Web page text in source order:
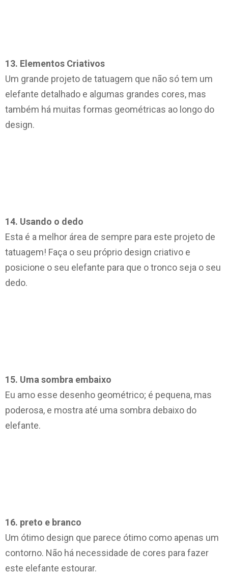
13. Elementos Criativos
Um grande projeto de tatuagem que não só tem um
elefante detalhado e algumas grandes cores, mas
também há muitas formas geométricas ao longo do
design.
14. Usando o dedo
Esta é a melhor área de sempre para este projeto de
tatuagem! Faça o seu próprio design criativo e
posicione o seu elefante para que o tronco seja o seu
dedo.
15. Uma sombra embaixo
Eu amo esse desenho geométrico; é pequena, mas
poderosa, e mostra até uma sombra debaixo do
elefante.
16. preto e branco
Um ótimo design que parece ótimo como apenas um
contorno. Não há necessidade de cores para fazer
este elefante estourar.